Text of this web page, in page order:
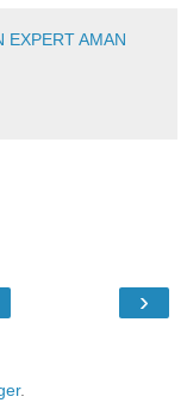
EXPERT AMAN
›
.